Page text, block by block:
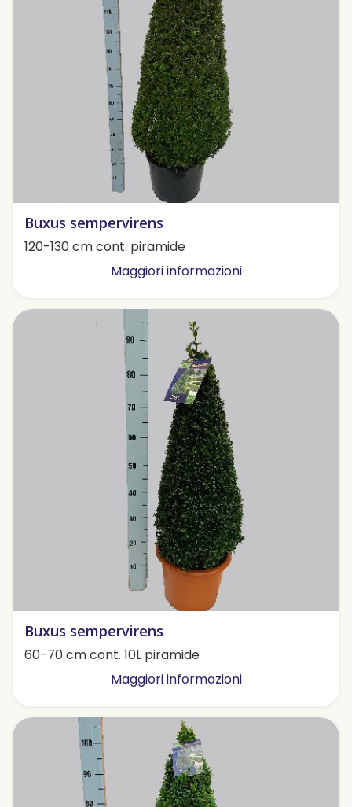
Buxus sempervirens
120-130 cm cont. piramide
Maggiori informazioni
Buxus sempervirens
60-70 cm cont. 10L piramide
Maggiori informazioni